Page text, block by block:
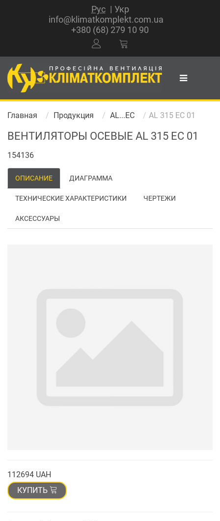
Рус
Укр
info@klimatkomplekt.com.ua
+380 (68) 279 10 90
Главная Продукция AL...EC AL 315 EC 01
ВЕНТИЛЯТОРЫ ОСЕВЫЕ AL 315 EC 01
154136
ОПИСАНИЕ ДИАГРАММА
ТЕХНИЧЕСКИЕ ХАРАКТЕРИСТИКИ ЧЕРТЕЖИ
АКСЕССУАРЫ
112694 UAH
КУПИТЬ